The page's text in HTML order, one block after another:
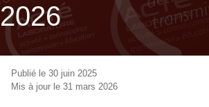
2026
Publié le 30 juin 2025
Mis à jour le 31 mars 2026